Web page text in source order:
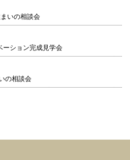
いの相談会
ーション完成見学会
の相談会